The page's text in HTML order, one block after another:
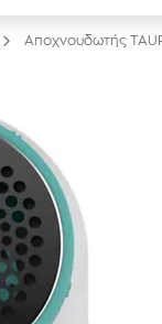
Αποχνουδωτής